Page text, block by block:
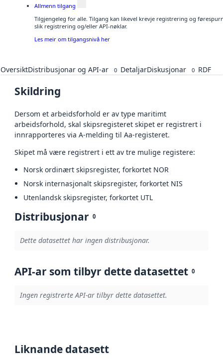
Allmenn tilgang
Tilgjengeleg for alle. Tilgang kan likevel krevje registrering og
slik registrering og/eller API-nøklar.
Les meir om tilgangsnivå her
OversiktDistribusjonar og API-ar 0 DetaljarDiskusjonar 0 RDF
Skildring
Dersom et arbeidsforhold er av type maritimt
arbeidsforhold, skal skipsregisteret skipet er registrert i
innrapporteres via A-melding til Aa-registeret.
Skipet må være registrert i ett av tre mulige registere:
Norsk ordinært skipsregister, forkortet NOR
Norsk internasjonalt skipsregister, forkortet NIS
Utenlandsk skipsregister, forkortet UTL
Distribusjonar 0
Dette datasettet har ingen distribusjonar.
API-ar som tilbyr dette datasettet 0
Ingen registrerte API-ar tilbyr dette datasettet.
Liknande datasett